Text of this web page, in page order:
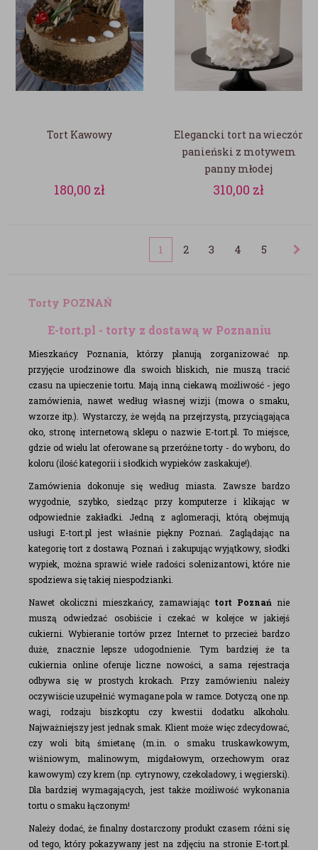
Tort Kawowy
180,00 zł
Elegancki tort na wieczór
panieński z motywem
panny młodej
310,00 zł
1 2 3 4 5
Torty POZNAŃ
E-tort.pl - torty z dostawą w Poznaniu
Mieszkańcy Poznania, którzy planują zorganizować np.
przyjęcie urodzinowe dla swoich bliskich, nie muszą tracić
czasu na upieczenie tortu. Mają inną ciekawą możliwość - jego
zamówienia, nawet według własnej wizji (mowa o smaku,
wzorze itp.). Wystarczy, że wejdą na przejrzystą, przyciągająca
oko, stronę internetową sklepu o nazwie E-tort.pl. To miejsce,
gdzie od wielu lat oferowane są przeróżne torty - do wyboru, do
koloru (ilość kategorii i słodkich wypieków zaskakuje!).
Zamówienia dokonuje się według miasta. Zawsze bardzo
wygodnie, szybko, siedząc przy komputerze i klikając w
odpowiednie zakładki. Jedną z aglomeracji, którą obejmują
usługi E-tort.pl jest właśnie piękny Poznań. Zaglądając na
kategorię tort z dostawą Poznań i zakupując wyjątkowy, słodki
wypiek, można sprawić wiele radości solenizantowi, które nie
spodziewa się takiej niespodzianki.
Nawet okoliczni mieszkańcy, zamawiając tort Poznań nie
muszą odwiedzać osobiście i czekać w kolejce w jakiejś
cukierni. Wybieranie tortów przez Internet to przecież bardzo
duże, znacznie lepsze udogodnienie. Tym bardziej że ta
cukiernia online oferuje liczne nowości, a sama rejestracja
odbywa się w prostych krokach. Przy zamówieniu należy
oczywiście uzupełnić wymagane pola w ramce. Dotyczą one np.
wagi, rodzaju biszkoptu czy kwestii dodatku alkoholu.
Najważniejszy jest jednak smak. Klient może więc zdecydować,
czy woli bitą śmietanę (m.in. o smaku truskawkowym,
wiśniowym, malinowym, migdałowym, orzechowym oraz
kawowym) czy krem (np. cytrynowy, czekoladowy, i węgierski).
Dla bardziej wymagających, jest także możliwość wykonania
tortu o smaku łączonym!
Należy dodać, że finalny dostarczony produkt czasem różni się
od tego, który pokazywany jest na zdjęciu na stronie E-tort.pl.